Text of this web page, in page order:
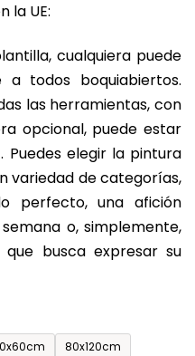
la UE:
cualquiera puede
todos boquiabiertos.
las herramientas, con
opcional, puede estar
elegir la pintura
variedad de categorías,
perfecto, una afición
o, simplemente,
busca expresar su
80x120cm